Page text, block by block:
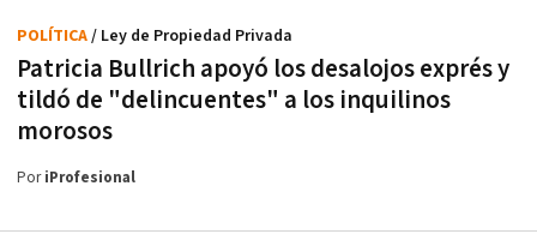
Patricia Bullrich apoyó los desalojos exprés y
tildó de "delincuentes" a los inquilinos
morosos
POLÍTICA/ Ley de Propiedad Privada
PoriProfesional